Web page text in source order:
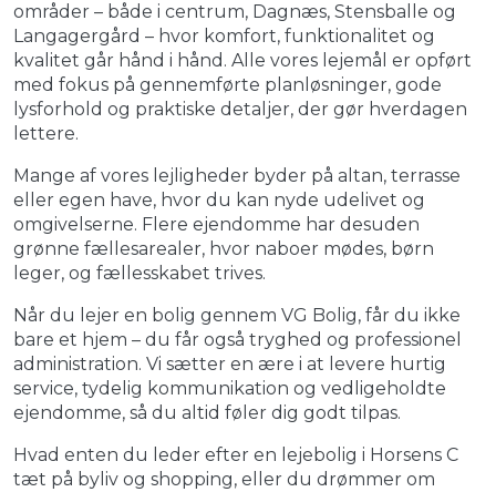
områder – både i centrum, Dagnæs, Stensballe og
Langagergård – hvor komfort, funktionalitet og
kvalitet går hånd i hånd. Alle vores lejemål er opført
med fokus på gennemførte planløsninger, gode
lysforhold og praktiske detaljer, der gør hverdagen
lettere.
Mange af vores lejligheder byder på altan, terrasse
eller egen have, hvor du kan nyde udelivet og
omgivelserne. Flere ejendomme har desuden
grønne fællesarealer, hvor naboer mødes, børn
leger, og fællesskabet trives.
Når du lejer en bolig gennem VG Bolig, får du ikke
bare et hjem – du får også tryghed og professionel
administration. Vi sætter en ære i at levere hurtig
service, tydelig kommunikation og vedligeholdte
ejendomme, så du altid føler dig godt tilpas.
Hvad enten du leder efter en lejebolig i Horsens C
tæt på byliv og shopping, eller du drømmer om